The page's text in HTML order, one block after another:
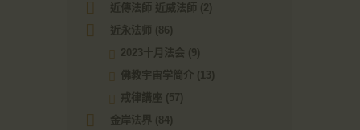
近傳法師 近威法師 (2)
近永法师
(86)
2023十月法会 (9)
佛教宇宙学简介 (13)
戒律講座 (57)
金岸法界 (84)